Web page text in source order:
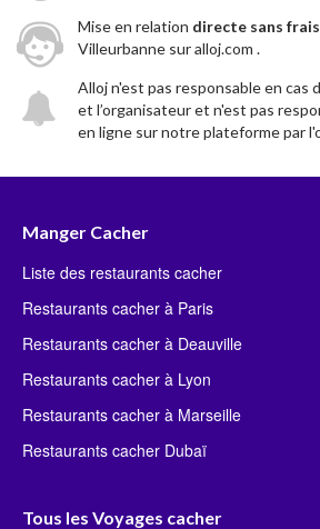
Mise en relation directe sans frais
Villeurbanne sur alloj.com .
Alloj n'est pas responsable en cas
et l’organisateur et n'est pas
en ligne sur notre plateforme par
Manger Cacher
Liste des restaurants cacher
Restaurants cacher à Paris
Restaurants cacher à Deauville
Restaurants cacher à Lyon
Restaurants cacher à Marseille
Restaurants cacher Dubaï
Tous les Voyages cacher